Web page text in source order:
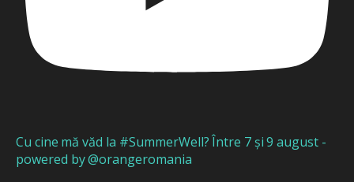
Cu cine mă văd la #SummerWell? Între 7 și 9 august -
powered by @orangeromania